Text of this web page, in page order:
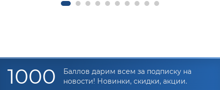
1000
Баллов дарим всем за подписку на
новости! Новинки, скидки, акции.